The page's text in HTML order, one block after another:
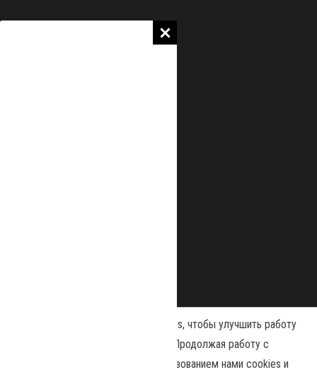
Наш сайт использует файлы cookies, чтобы улучшить работу
и повысить эффективность сайта. Продолжая работу с
сайтом, вы соглашаетесь с использованием нами cookies и